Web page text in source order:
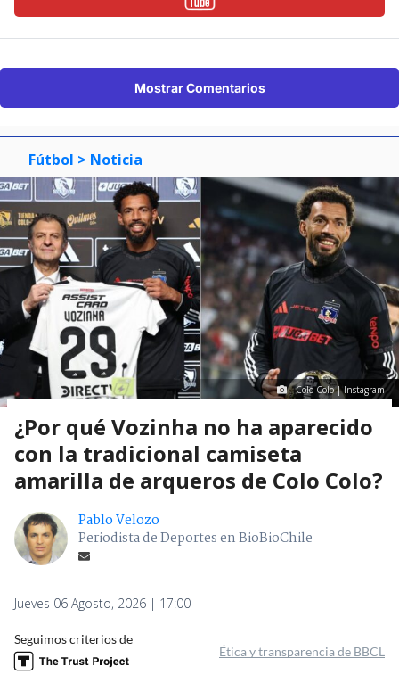
Mostrar Comentarios
Fútbol > Noticia
Colo Colo | Instagram
¿Por qué Vozinha no ha aparecido
con la tradicional camiseta
amarilla de arqueros de Colo Colo?
Pablo Velozo
Periodista de Deportes en BioBioChile
Jueves 06 Agosto, 2026 | 17:00
Seguimos criterios de
Ética y transparencia de BBCL